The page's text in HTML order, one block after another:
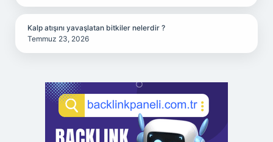
Kalp atışını yavaşlatan bitkiler nelerdir ?
Temmuz 23, 2026